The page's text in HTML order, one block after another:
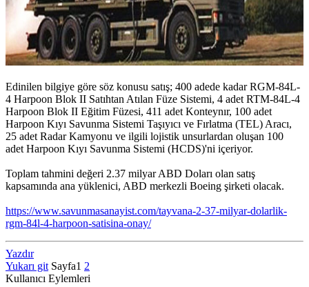
Edinilen bilgiye göre söz konusu satış; 400 adede kadar RGM-84L-
4 Harpoon Blok II Satıhtan Atılan Füze Sistemi, 4 adet RTM-84L-4
Harpoon Blok II Eğitim Füzesi, 411 adet Konteynır, 100 adet
Harpoon Kıyı Savunma Sistemi Taşıyıcı ve Fırlatma (TEL) Aracı,
25 adet Radar Kamyonu ve ilgili lojistik unsurlardan oluşan 100
adet Harpoon Kıyı Savunma Sistemi (HCDS)'ni içeriyor.
Toplam tahmini değeri 2.37 milyar ABD Doları olan satış
kapsamında ana yüklenici, ABD merkezli Boeing şirketi olacak.
https://www.savunmasanayist.com/tayvana-2-37-milyar-dolarlik-
rgm-84l-4-harpoon-satisina-onay/
Yazdır
Yukarı git Sayfa1 2
Kullanıcı Eylemleri